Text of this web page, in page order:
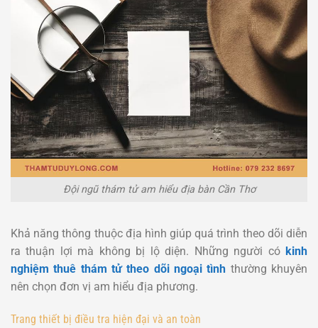
Đội ngũ thám tử am hiểu địa bàn Cần Thơ
Khả năng thông thuộc địa hình giúp quá trình theo dõi diễn
ra thuận lợi mà không bị lộ diện. Những người có kinh
nghiệm thuê thám tử theo dõi ngoại tình thường khuyên
nên chọn đơn vị am hiểu địa phương.
Trang thiết bị điều tra hiện đại và an toàn